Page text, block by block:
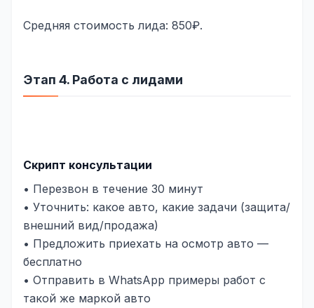
Средняя стоимость лида: 850₽.
Этап 4. Работа с лидами
Скрипт консультации
• Перезвон в течение 30 минут
• Уточнить: какое авто, какие задачи (защита/
внешний вид/продажа)
• Предложить приехать на осмотр авто —
бесплатно
• Отправить в WhatsApp примеры работ с
такой же маркой авто